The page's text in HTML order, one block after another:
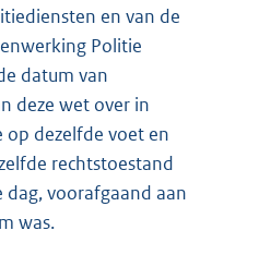
en van de
Politie
datum van
deze wet over in
dezelfde voet en
rechtstoestand
voorafgaand aan
was.